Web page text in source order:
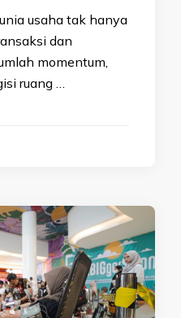
usaha tak hanya
dan
momentum,
ruang …